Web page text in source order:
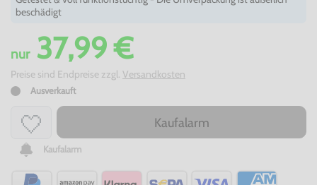
beschädigt
nur37,99 €
Preise sind Endpreise zzgl. Versandkosten
Ausverkauft
Kaufalarm
Kaufalarm